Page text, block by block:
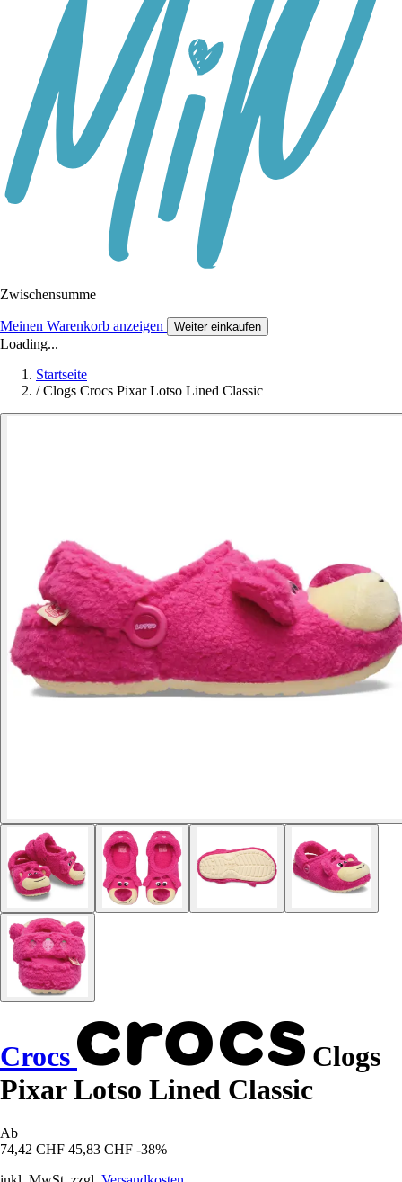
Zwischensumme
Meinen Warenkorb anzeigen Weiter einkaufen
Loading...
Startseite
/ Clogs Crocs Pixar Lotso Lined Classic
Crocs
Clogs
Pixar Lotso Lined Classic
Ab
74,42 CHF 45,83 CHF -38%